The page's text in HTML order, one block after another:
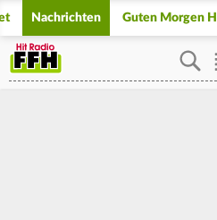
Nachrichten Guten Morgen